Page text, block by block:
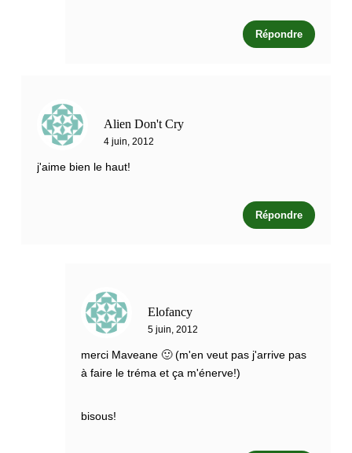
Répondre
Alien Don't Cry
4 juin, 2012
j'aime bien le haut!
Répondre
Elofancy
5 juin, 2012
merci Maveane 🙂 (m'en veut pas j'arrive pas
à faire le tréma et ça m'énerve!)
bisous!